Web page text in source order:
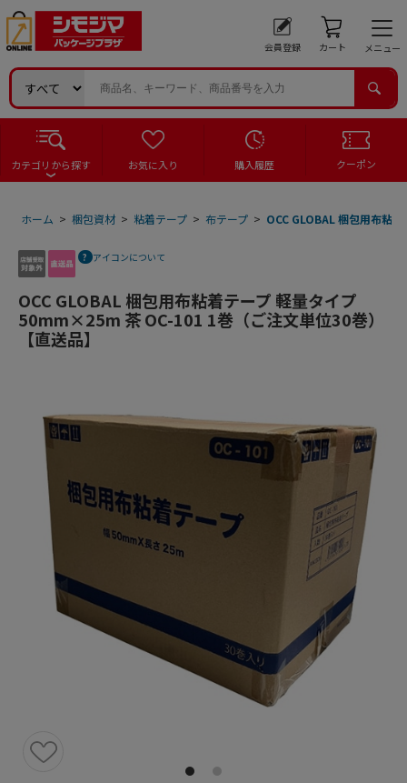
会員登録 カート メニュー
カテゴリから探す お気に入り 購入履歴 クーポン
ホーム > 梱包資材 > 粘着テープ > 布テープ > OCC GLOBAL 梱包用布粘
アイコンについて
OCC GLOBAL 梱包用布粘着テープ 軽量タイプ
50mm×25m 茶 OC-101 1巻（ご注文単位30巻）
【直送品】